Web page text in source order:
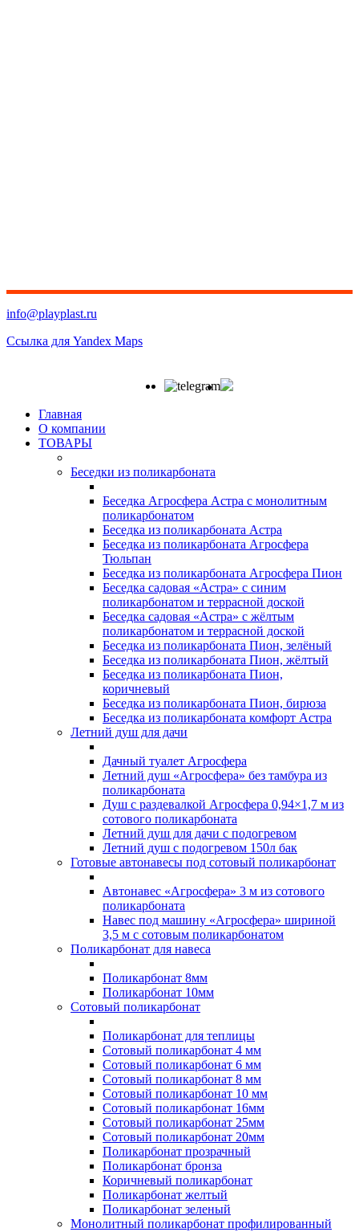
info@playplast.ru
Ссылка для Yandex Maps
Главная
О компании
ТОВАРЫ
Беседки из поликарбоната
Беседка Агросфера Астра с монолитным
поликарбонатом
Беседка из поликарбоната Астра
Беседка из поликарбоната Агросфера
Тюльпан
Беседка из поликарбоната Агросфера Пион
Беседка садовая «Астра» с синим
поликарбонатом и террасной доской
Беседка садовая «Астра» с жёлтым
поликарбонатом и террасной доской
Беседка из поликарбоната Пион, зелёный
Беседка из поликарбоната Пион, жёлтый
Беседка из поликарбоната Пион,
коричневый
Беседка из поликарбоната Пион, бирюза
Беседка из поликарбоната комфорт Астра
Летний душ для дачи
Дачный туалет Агросфера
Летний душ «Агросфера» без тамбура из
поликарбоната
Душ с раздевалкой Агросфера 0,94×1,7 м из
сотового поликарбоната
Летний душ для дачи с подогревом
Летний душ с подогревом 150л бак
Готовые автонавесы под сотовый поликарбонат
Автонавес «Агросфера» 3 м из сотового
поликарбоната
Навес под машину «Агросфера» шириной
3,5 м с сотовым поликарбонатом
Поликарбонат для навеса
Поликарбонат 8мм
Поликарбонат 10мм
Сотовый поликарбонат
Поликарбонат для теплицы
Сотовый поликарбонат 4 мм
Сотовый поликарбонат 6 мм
Сотовый поликарбонат 8 мм
Сотовый поликарбонат 10 мм
Сотовый поликарбонат 16мм
Сотовый поликарбонат 25мм
Сотовый поликарбонат 20мм
Поликарбонат прозрачный
Поликарбонат бронза
Коричневый поликарбонат
Поликарбонат желтый
Поликарбонат зеленый
Монолитный поликарбонат профилированный